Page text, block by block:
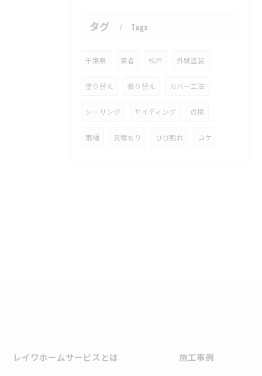
タグ Tags
千葉県 業者 松戸 外壁塗装
塗り替え 張り替え カバー工法
シーリング サイディング 点検
雨樋 見積もり ひび割れ コケ
レイワホームサービスとは 施工事例